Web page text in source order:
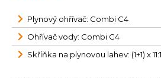
Plynový ohřívač: Combi C4
Ohřívač vody: Combi C4
Skříňka na plynovou lahev: (1+1) x